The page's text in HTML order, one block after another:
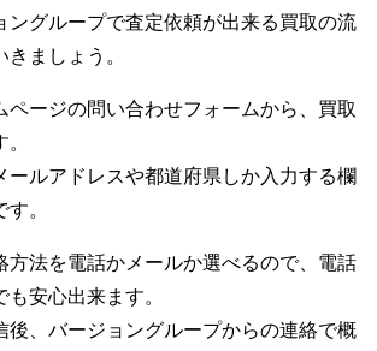
ングループで査定依頼が出来る買取の流
ましょう。
ページの問い合わせフォームから、買取
ールアドレスや都道府県しか入力する欄
。
方法を電話かメールか選べるので、電話
安心出来ます。
後、バージョングループからの連絡で概